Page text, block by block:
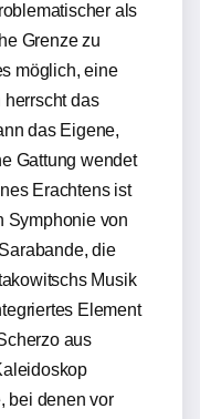
als
Grenze zu
möglich, eine
herrscht das
das Eigene,
Gattung wendet
Erachtens ist
Symphonie von
die
Musik
Element
aus
bei denen vor